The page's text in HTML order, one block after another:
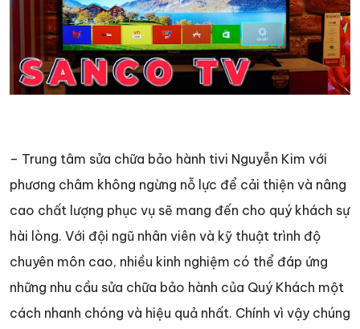
– Trung tâm sửa chữa bảo hành tivi Nguyễn Kim với
phương châm không ngừng nỗ lực để cải thiện và nâng
cao chất lượng phục vụ sẽ mang đến cho quý khách sự
hài lòng. Với đội ngũ nhân viên và kỹ thuật trình độ
chuyên môn cao, nhiều kinh nghiệm có thể đáp ứng
những nhu cầu sửa chữa bảo hành của Quý Khách một
cách nhanh chóng và hiệu quả nhất. Chính vì vậy chúng